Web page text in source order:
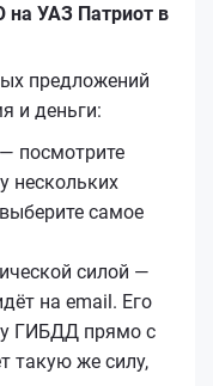
на УАЗ Патриот в
предложений
и деньги:
посмотрите
нескольких
самое
силой —
на email. Его
ГИБДД прямо с
такую же силу,